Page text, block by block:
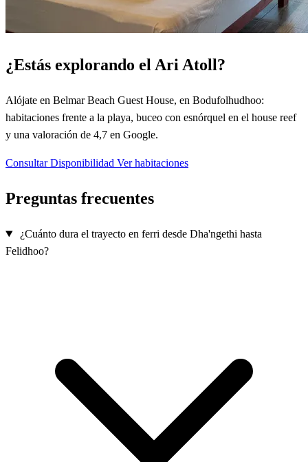
¿Estás explorando el Ari Atoll?
Alójate en Belmar Beach Guest House, en Bodufolhudhoo:
habitaciones frente a la playa, buceo con esnórquel en el house reef
y una valoración de 4,7 en Google.
Consultar Disponibilidad Ver habitaciones
Preguntas frecuentes
¿Cuánto dura el trayecto en ferri desde Dha'ngethi hasta
Felidhoo?